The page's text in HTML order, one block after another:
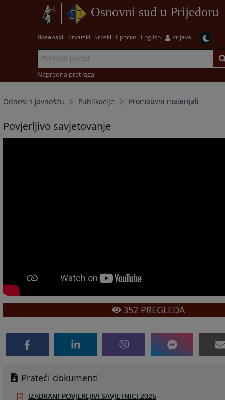
Osnovni sud u Prijedoru
Bosanski Hrvatski Srpski Српски English Prijava
Napredna pretraga
Odnosi s javnošću Publikacije Promotivni materijali
Povjerljivo savjetovanje
352 PREGLEDA
Prateći dokumenti
IZABRANI POVJERLJIVI SAVJETNICI 2026